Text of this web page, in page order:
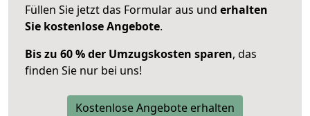
Füllen Sie jetzt das Formular aus und erhalten
Sie kostenlose Angebote.
Bis zu 60 % der Umzugskosten sparen, das
finden Sie nur bei uns!
Kostenlose Angebote erhalten